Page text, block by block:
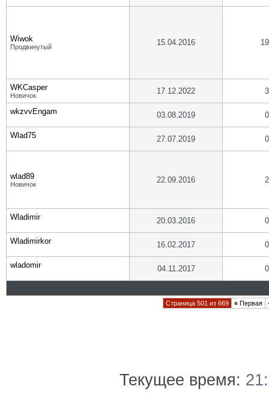
Wiwok
Продвинутый 15.04.2016
WKCasper
Новичок 17.12.2022 3
wkzvvEngam 03.08.2019 0
Wlad75 27.07.2019 0
wlad89
Новичок 22.09.2016 2
Wladimir 20.03.2016 0
Wladimirkor 16.02.2017 0
wladomir 04.11.2017 0
Страница 501 из 669 « Первая
Текущее время: